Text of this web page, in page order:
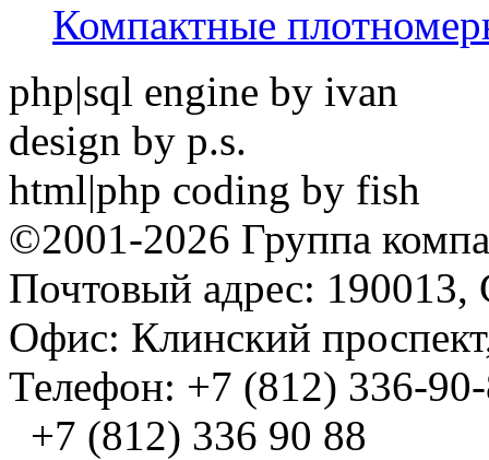
Компактные
php|sql engine by ivan
design by p.s.
html|php coding by fish
©2001-2026 Группа
Почтовый адрес: 190013,
Офис: Клинский
Телефон: +7 (812) 336-
+7 (812) 336 90 88